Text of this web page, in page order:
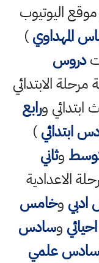
اليوتيوب
المهداوي)
دروس
مرحلة الابتدائي
ابتدائي ورابع
ابتدائي)
وثاني
الاعدادية
وخامس
وسادس
سادس علمي